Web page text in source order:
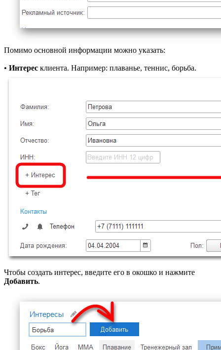
Помимо основной информации можно указать:
• Интерес клиента. Например: плаванье, теннис, борьба.
Чтобы создать интерес, введите его в окошко и нажмите
Добавить.